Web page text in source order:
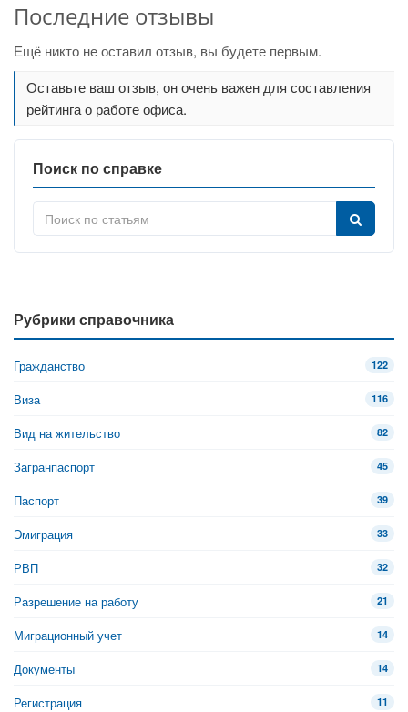
Последние отзывы
Ещё никто не оставил отзыв, вы будете первым.
Оставьте ваш отзыв, он очень важен для составления
рейтинга о работе офиса.
Поиск по справке
Рубрики справочника
Гражданство 122
Виза 116
Вид на жительство 82
Загранпаспорт 45
Паспорт 39
Эмиграция 33
РВП 32
Разрешение на работу 21
Миграционный учет 14
Документы 14
Регистрация 11